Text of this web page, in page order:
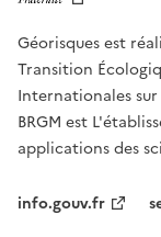
Géorisques est
Transition
Internationales
BRGM est
applications des
info.gouv.fr